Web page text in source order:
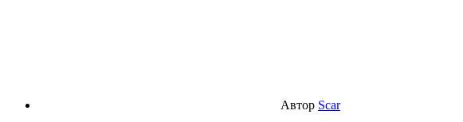
Автор Scar